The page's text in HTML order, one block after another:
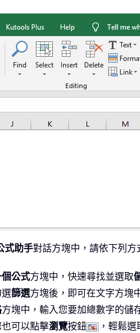
式助手對話方塊中，請依下列方
公式方塊中，快速尋找並選取
選篩選方塊後，即可在文字方塊
方塊中，輸入您要加總數字的儲
也可以點擊瀏覽按鈕
，輕鬆選